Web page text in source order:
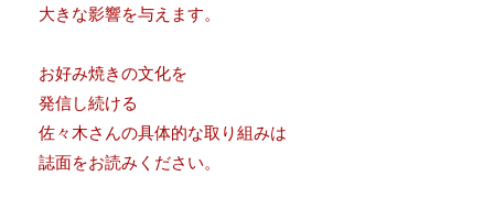
大きな影響を与えます。
お好み焼きの文化を
発信し続ける
佐々木さんの具体的な取り組みは
誌面をお読みください。